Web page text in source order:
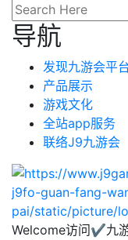
导航
发现九游会平
产品展示
游戏文化
全站app服务
联络J9九游会
Welcome访问✔九